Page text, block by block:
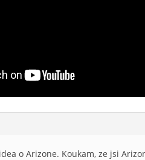
o Arizone. Koukam, ze jsi